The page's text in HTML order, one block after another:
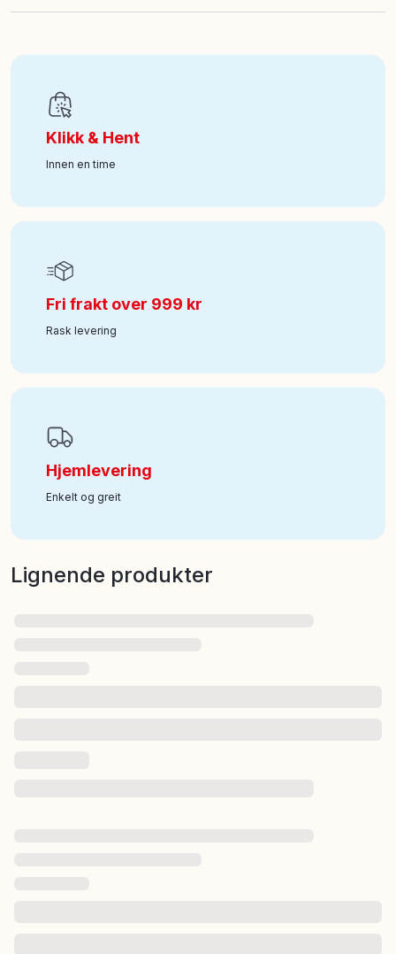
Art nr:494-3974
Klikk & Hent
Innen en time
Fri frakt over 999 kr
Rask levering
Hjemlevering
Enkelt og greit
Lignende produkter